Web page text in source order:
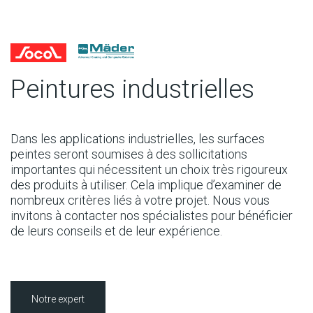
Peintures industrielles
Dans les applications industrielles, les surfaces
peintes seront soumises à des sollicitations
importantes qui nécessitent un choix très rigoureux
des produits à utiliser. Cela implique d’examiner de
nombreux critères liés à votre projet. Nous vous
invitons à contacter nos spécialistes pour bénéficier
de leurs conseils et de leur expérience.
Notre expert